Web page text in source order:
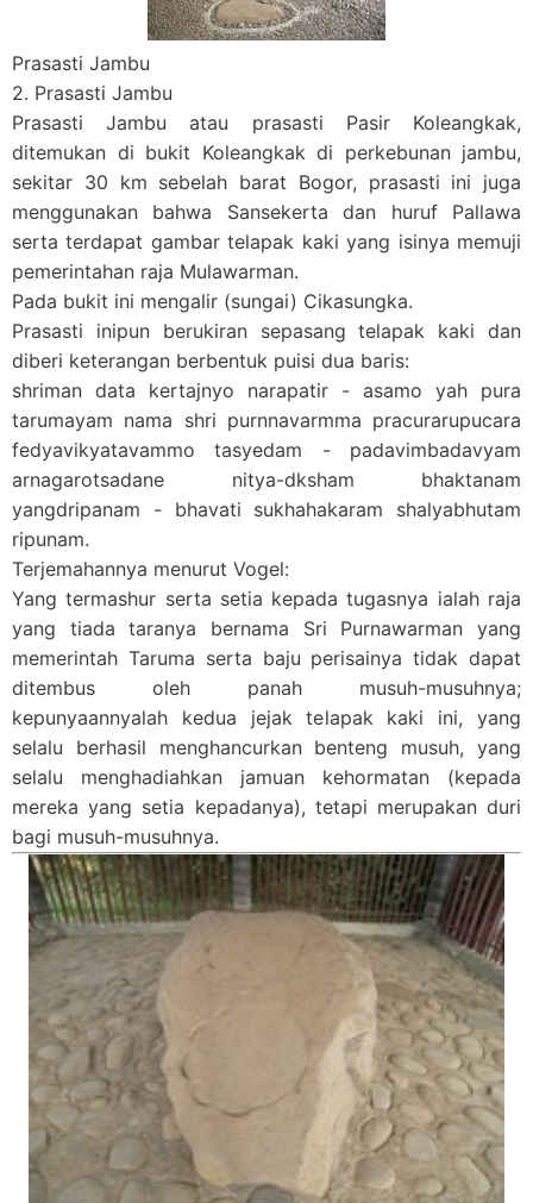
Prasasti Jambu
2. Prasasti Jambu
Prasasti Jambu atau prasasti Pasir Koleangkak,
ditemukan di bukit Koleangkak di perkebunan jambu,
sekitar 30 km sebelah barat Bogor, prasasti ini juga
menggunakan bahwa Sansekerta dan huruf Pallawa
serta terdapat gambar telapak kaki yang isinya memuji
pemerintahan raja Mulawarman.
Pada bukit ini mengalir (sungai) Cikasungka.
Prasasti inipun berukiran sepasang telapak kaki dan
diberi keterangan berbentuk puisi dua baris:
shriman data kertajnyo narapatir - asamo yah pura
tarumayam nama shri purnnavarmma pracurarupucara
fedyavikyatavammo tasyedam - padavimbadavyam
arnagarotsadane nitya-dksham bhaktanam
yangdripanam - bhavati sukhahakaram shalyabhutam
ripunam.
Terjemahannya menurut Vogel:
Yang termashur serta setia kepada tugasnya ialah raja
yang tiada taranya bernama Sri Purnawarman yang
memerintah Taruma serta baju perisainya tidak dapat
ditembus oleh panah musuh-musuhnya;
kepunyaannyalah kedua jejak telapak kaki ini, yang
selalu berhasil menghancurkan benteng musuh, yang
selalu menghadiahkan jamuan kehormatan (kepada
mereka yang setia kepadanya), tetapi merupakan duri
bagi musuh-musuhnya.